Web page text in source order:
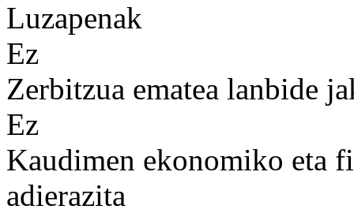
Luzapenak
Ez
Zerbitzua ematea lanbide
Ez
Kaudimen ekonomiko eta
adierazita